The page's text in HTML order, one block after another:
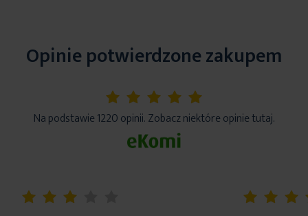
Opinie potwierdzone zakupem
5%
Na podstawie 1220 opinii. Zobacz niektóre opinie tutaj.